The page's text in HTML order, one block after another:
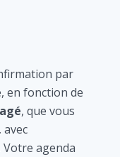
par
en fonction de
, que vous
agenda